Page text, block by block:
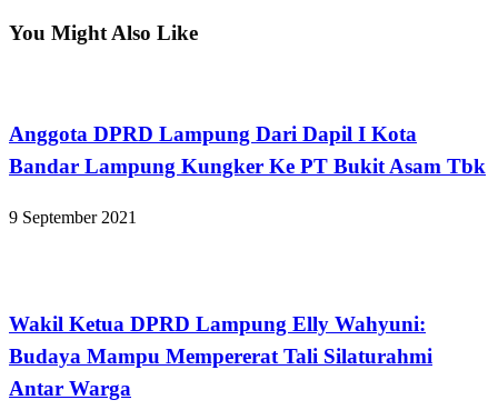
You Might Also Like
Anggota DPRD Lampung Dari Dapil I Kota
Bandar Lampung Kungker Ke PT Bukit Asam Tbk
9 September 2021
Wakil Ketua DPRD Lampung Elly Wahyuni:
Budaya Mampu Mempererat Tali Silaturahmi
Antar Warga